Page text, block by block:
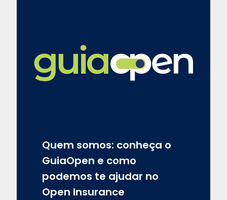
Quem somos: conheça o
GuiaOpen e como
podemos te ajudar no
Open Insurance